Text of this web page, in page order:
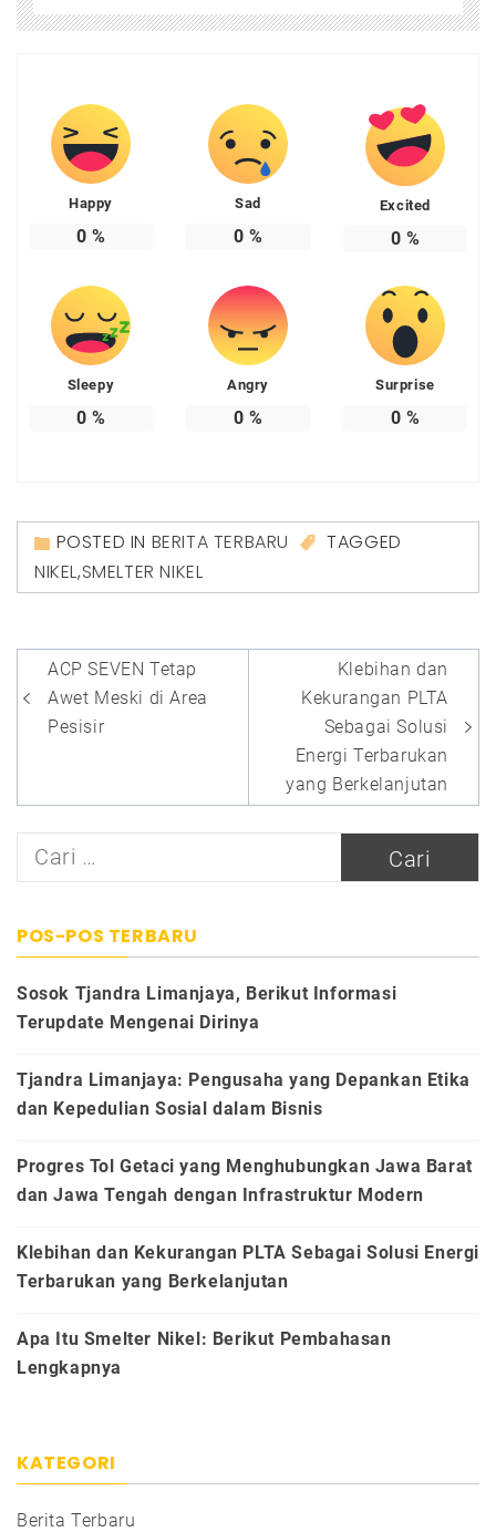
Happy
0 %
Sad
0 %
Excited
0 %
Sleepy
0 %
Angry
0 %
Surprise
0 %
POSTED IN BERITA TERBARU
TAGGED
NIKEL,SMELTER NIKEL
Navigasi
pos
ACP SEVEN Tetap
Awet Meski di Area
Pesisir
Klebihan dan
Kekurangan PLTA
Sebagai Solusi
Energi Terbarukan
yang Berkelanjutan
Cari
POS-POS TERBARU
Sosok Tjandra Limanjaya, Berikut Informasi
Terupdate Mengenai Dirinya
Tjandra Limanjaya: Pengusaha yang Depankan Etika
dan Kepedulian Sosial dalam Bisnis
Progres Tol Getaci yang Menghubungkan Jawa Barat
dan Jawa Tengah dengan Infrastruktur Modern
Klebihan dan Kekurangan PLTA Sebagai Solusi Energi
Terbarukan yang Berkelanjutan
Apa Itu Smelter Nikel: Berikut Pembahasan
Lengkapnya
KATEGORI
Berita Terbaru